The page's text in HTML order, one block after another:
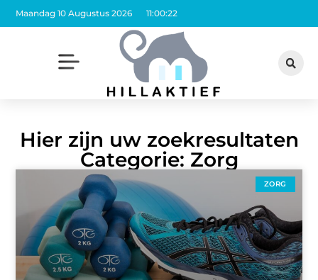
Maandag 10 Augustus 2026 11:00:22
Hier zijn uw zoekresultaten
Categorie: Zorg
ZORG